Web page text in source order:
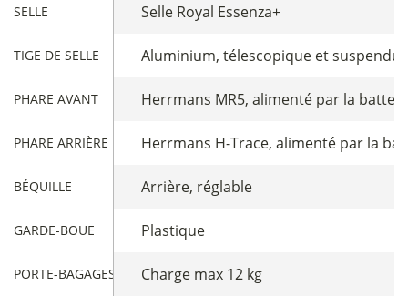
SELLE Selle Royal Essenza+
TIGE DE SELLE Aluminium, télescopique et suspendue
PHARE AVANT Herrmans MR5, alimenté par la
PHARE ARRIÈRE Herrmans H-Trace, alimenté par la
BÉQUILLE Arrière, réglable
GARDE-BOUE Plastique
PORTE-BAGAGES AVANTCharge max 12 kg